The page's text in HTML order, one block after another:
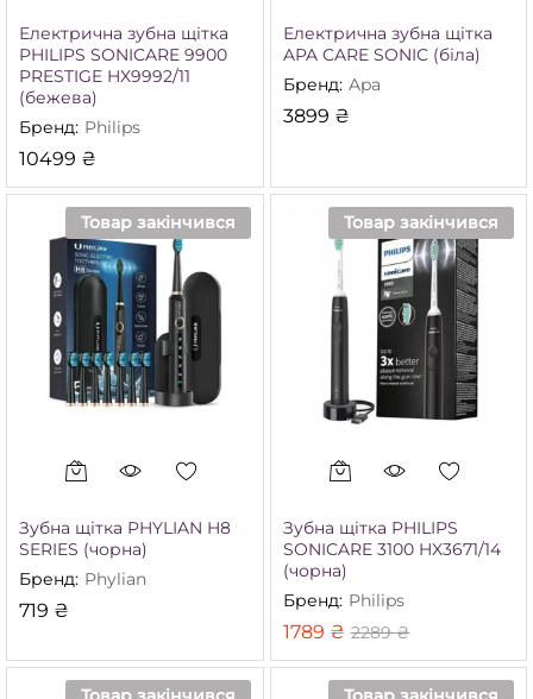
Електрична зубна щітка
PHILIPS SONICARE 9900
PRESTIGE HX9992/11
(бежева)
Бренд: Philips
10499 ₴
Електрична зубна щітка
APA CARE SONIC (біла)
Бренд: Apa
3899 ₴
Товар закінчився
Зубна щітка PHYLIAN H8
SERIES (чорна)
Бренд: Phylian
719 ₴
Товар закінчився
Зубна щітка PHILIPS
SONICARE 3100 HX3671/14
(чорна)
Бренд: Philips
1789 ₴ 2289₴